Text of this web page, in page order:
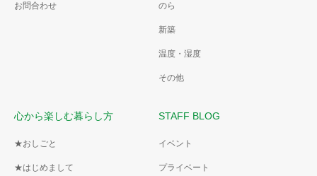
お問合わせ のら
新築
温度・湿度
その他
心から楽しむ暮らし方
★おしごと
★はじめまして
STAFF BLOG
イベント
プライベート